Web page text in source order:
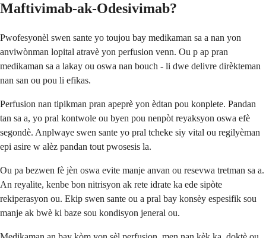
Maftivimab-ak-Odesivimab?
Pwofesyonèl swen sante yo toujou bay medikaman sa a nan yon
anviwònman lopital atravè yon perfusion venn. Ou p ap pran
medikaman sa a lakay ou oswa nan bouch - li dwe delivre dirèkteman
nan san ou pou li efikas.
Perfusion nan tipikman pran apeprè yon èdtan pou konplete. Pandan
tan sa a, yo pral kontwole ou byen pou nenpòt reyaksyon oswa efè
segondè. Anplwaye swen sante yo pral tcheke siy vital ou regilyèman
epi asire w alèz pandan tout pwosesis la.
Ou pa bezwen fè jèn oswa evite manje anvan ou resevwa tretman sa a.
An reyalite, kenbe bon nitrisyon ak rete idrate ka ede sipòte
rekiperasyon ou. Ekip swen sante ou a pral bay konsèy espesifik sou
manje ak bwè ki baze sou kondisyon jeneral ou.